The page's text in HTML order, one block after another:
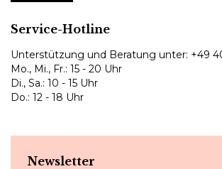
Service-Hotline
Unterstützung und Beratung unter: +49
Mo., Mi., Fr.: 15 - 20 Uhr
Di., Sa.: 10 - 15 Uhr
Do.: 12 - 18 Uhr
Newsletter